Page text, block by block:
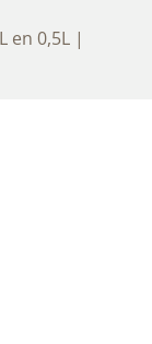
en 0,5L |